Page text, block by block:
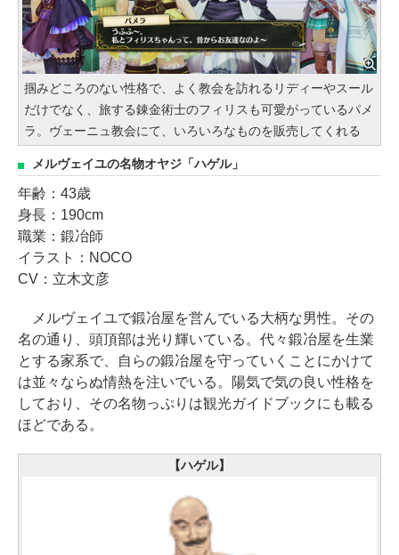
掴みどころのない性格で、よく教会を訪れるリディーやスール
だけでなく、旅する錬金術士のフィリスも可愛がっているパメ
ラ。ヴェーニュ教会にて、いろいろなものを販売してくれる
メルヴェイユの名物オヤジ「ハゲル」
年齢：43歳
身長：190cm
職業：鍛冶師
イラスト：NOCO
CV：立木文彦
メルヴェイユで鍛冶屋を営んでいる大柄な男性。その
名の通り、頭頂部は光り輝いている。代々鍛冶屋を生業
とする家系で、自らの鍛冶屋を守っていくことにかけて
は並々ならぬ情熱を注いでいる。陽気で気の良い性格を
しており、その名物っぷりは観光ガイドブックにも載る
ほどである。
【ハゲル】